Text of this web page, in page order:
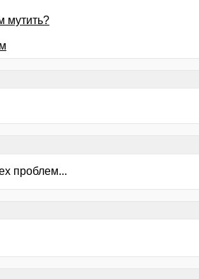
мутить?
проблем...